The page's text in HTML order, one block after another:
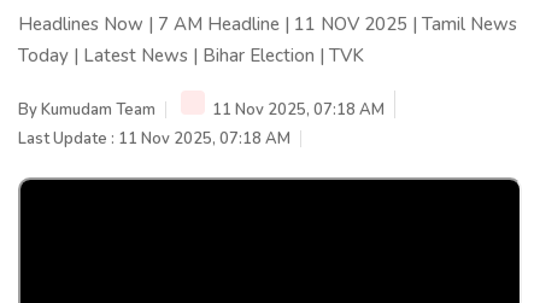
Headlines Now | 7 AM Headline | 11 NOV 2025 | Tamil News
Today | Latest News | Bihar Election | TVK
ByKumudam Team
11 Nov 2025, 07:18 AM
Last Update : 11 Nov 2025, 07:18 AM